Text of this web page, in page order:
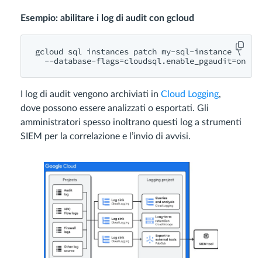
Esempio: abilitare i log di audit con gcloud
gcloud sql instances patch my-sql-instance \
I log di audit vengono archiviati in Cloud Logging,
dove possono essere analizzati o esportati. Gli
amministratori spesso inoltrano questi log a strumenti
SIEM per la correlazione e l’invio di avvisi.